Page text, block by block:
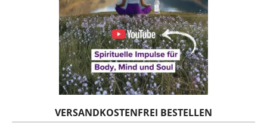
VERSANDKOSTENFREI BESTELLEN